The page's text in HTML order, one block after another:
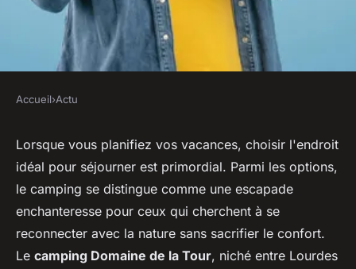
Quelles sont les politiques
d'annulation dans ces
campings ?
sébastien•19 janvier 2024•2 min de lecture
Accueil›Actu
Lorsque vous planifiez vos vacances, choisir l'endroit
idéal pour séjourner est primordial. Parmi les options,
le camping se distingue comme une escapade
enchanteresse pour ceux qui cherchent à se
reconnecter avec la nature sans sacrifier le confort.
Le camping Domaine de la Tour, niché entre Lourdes